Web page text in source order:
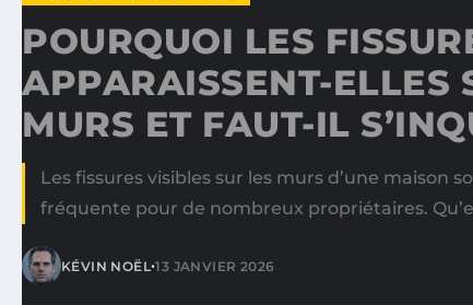
POURQUOI LES
APPARAISSENT-ELLES
MURS ET FAUT-IL
Les fissures visibles sur les murs d’une maison
fréquente pour de nombreux propriétaires.
KÉVIN NOËL•13 JANVIER 2026